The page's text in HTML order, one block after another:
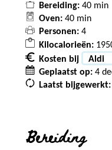
Bereiding: 40 min
Oven: 40 min
Personen: 4
Kilocalorieën:
Kosten bij
Geplaatst op: 4
Laatst bijgewerkt:
Bereiding